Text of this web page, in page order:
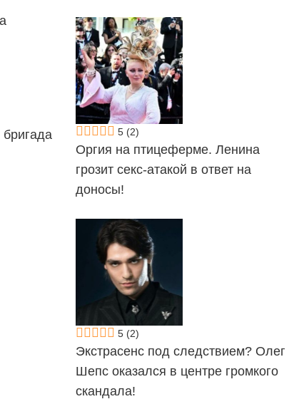
5 (2)
Оргия на птицеферме. Ленина
грозит секс-атакой в ответ на
доносы!
5 (2)
Экстрасенс под следствием? Олег
Шепс оказался в центре громкого
скандала!